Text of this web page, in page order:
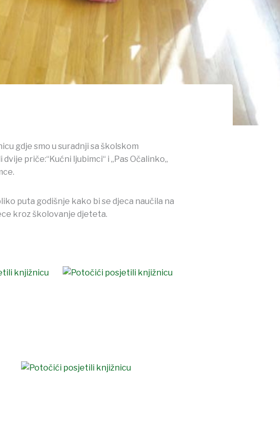
gdje smo u suradnji sa školskom
priče:“Kućni ljubimci“ i „Pas Očalinko„
puta godišnje kako bi se djeca naučila na
kroz školovanje djeteta.